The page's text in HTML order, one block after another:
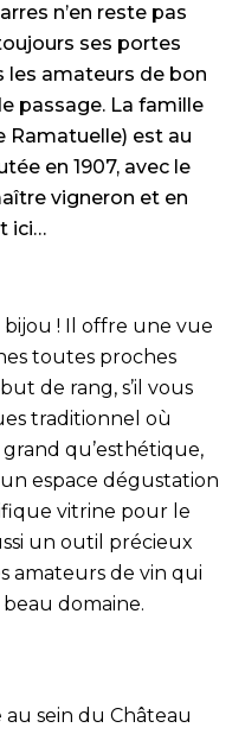
n’en reste pas
ses portes
les amateurs de bon
passage. La famille
Ramatuelle) est au
en 1907, avec le
vigneron et en
ici…
! Il offre une vue
toutes proches
de rang, s’il vous
traditionnel où
qu’esthétique,
espace dégustation
vitrine pour le
un outil précieux
amateurs de vin qui
domaine.
sein du Château